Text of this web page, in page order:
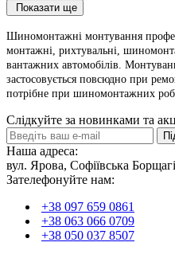
Показати ще
Шиномонтажні монтування
монтажні, рихтувальні,
вантажних автомобілів.
застосовується повсюдно при
потрібне при шиномонтажних
Слідкуйте за новинками та
Наша адреса:
вул. Ярова, Софіївська
Зателефонуйте нам:
+38 097 659 0861
+38 063 066 0709
+38 050 037 8507